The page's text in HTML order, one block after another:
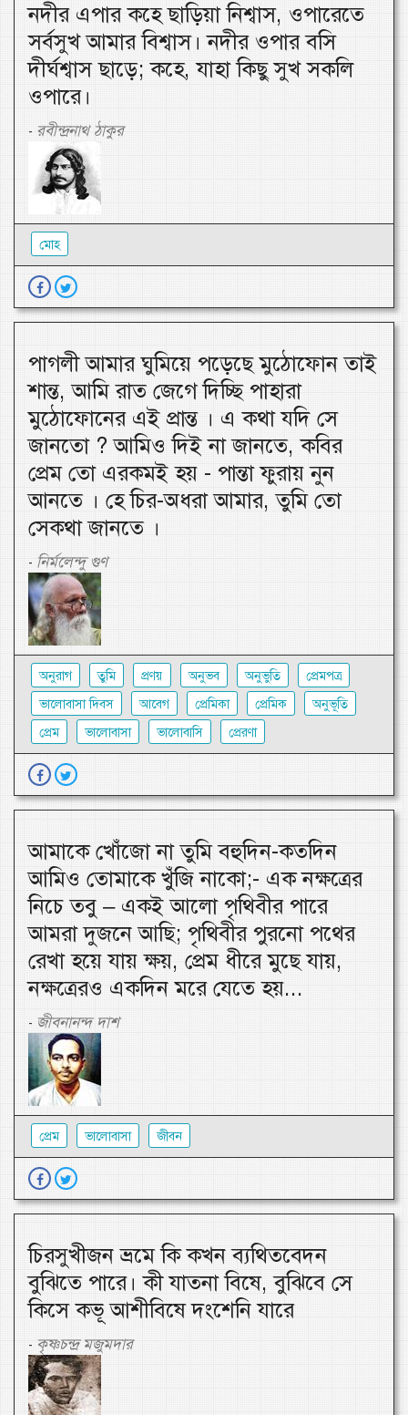
নদীর এপার কহে ছাড়িয়া নিশ্বাস, ওপারেতে
সর্বসুখ আমার বিশ্বাস। নদীর ওপার বসি
দীর্ঘশ্বাস ছাড়ে; কহে, যাহা কিছু সুখ সকলি
ওপারে।
- রবীন্দ্রনাথ ঠাকুর
মোহ
পাগলী আমার ঘুমিয়ে পড়েছে মুঠোফোন তাই
শান্ত, আমি রাত জেগে দিচ্ছি পাহারা
মুঠোফোনের এই প্রান্ত । এ কথা যদি সে
জানতো ? আমিও দিই না জানতে, কবির
প্রেম তো এরকমই হয় - পান্তা ফুরায় নুন
আনতে । হে চির-অধরা আমার, তুমি তো
সেকথা জানতে ।
- নির্মলেন্দু গুণ
অনুরাগ তুমি প্রণয় অনুভব অনুভুতি
প্রেমপত্র
ভালোবাসা দিবস
আবেগ প্রেমিকা প্রেমিক
অনুভূতি
প্রেম
ভালোবাসা ভালোবাসি প্রেরণা
আমাকে খোঁজো না তুমি বহুদিন-কতদিন
আমিও তোমাকে খুঁজি নাকো;- এক নক্ষত্রের
নিচে তবু – একই আলো পৃথিবীর পারে
আমরা দুজনে আছি; পৃথিবীর পুরনো পথের
রেখা হয়ে যায় ক্ষয়, প্রেম ধীরে মুছে যায়,
নক্ষত্রেরও একদিন মরে যেতে হয়...
- জীবনানন্দ দাশ
প্রেম ভালোবাসা জীবন
চিরসুখীজন ভ্রমে কি কখন ব্যথিতবেদন
বুঝিতে পারে। কী যাতনা বিষে, বুঝিবে সে
কিসে কভূ আশীবিষে দংশেনি যারে
- কৃষ্ণচন্দ্র মজুমদার